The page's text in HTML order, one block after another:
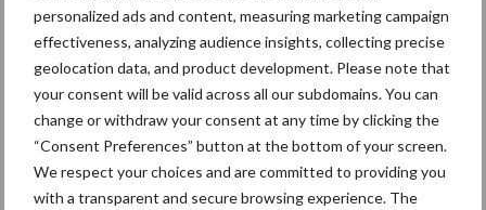
personalized ads and content, measuring marketing campaign
effectiveness, analyzing audience insights, collecting precise
geolocation data, and product development. Please note that
your consent will be valid across all our subdomains. You can
change or withdraw your consent at any time by clicking the
“Consent Preferences” button at the bottom of your screen.
We respect your choices and are committed to providing you
with a transparent and secure browsing experience. The
Themapagina's
Diergezondheid Bemesting Fokkerij